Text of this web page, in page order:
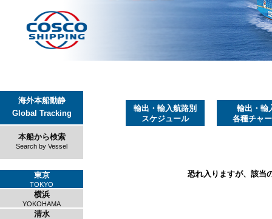
海外本船動静
Global Tracking
本船から検索
Search by Vessel
東京
TOKYO
横浜
YOKOHAMA
清水
輸出・輸入航路別
スケジュール
輸出・輸
各種チャ
恐れ入りますが、該当